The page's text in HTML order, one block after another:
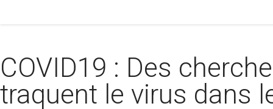
COVID19 : Des
traquent le virus dans